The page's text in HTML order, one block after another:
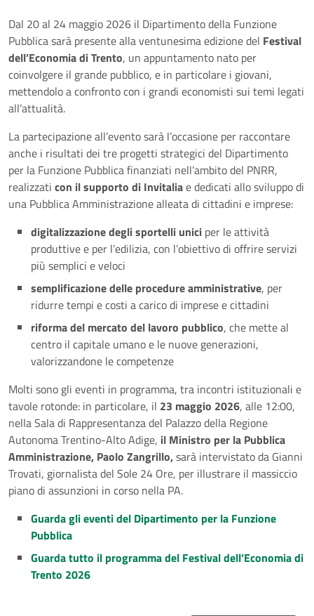
Dal 20 al 24 maggio 2026 il Dipartimento della Funzione
Pubblica sarà presente alla ventunesima edizione del Festival
dell’Economia di Trento, un appuntamento nato per
coinvolgere il grande pubblico, e in particolare i giovani,
mettendolo a confronto con i grandi economisti sui temi legati
all’attualità.
La partecipazione all’evento sarà l’occasione per raccontare
anche i risultati dei tre progetti strategici del Dipartimento
per la Funzione Pubblica finanziati nell’ambito del PNRR,
realizzati con il supporto di Invitaliae dedicati allo sviluppo di
una Pubblica Amministrazione alleata di cittadini e imprese:
digitalizzazione degli sportelli unici per le attività
produttive e per l’edilizia, con l’obiettivo di offrire servizi
più semplici e veloci
semplificazione delle procedure amministrative, per
ridurre tempi e costi a carico di imprese e cittadini
riforma del mercato del lavoro pubblico, che mette al
centro il capitale umano e le nuove generazioni,
valorizzandone le competenze
Molti sono gli eventi in programma, tra incontri istituzionali e
tavole rotonde: in particolare, il 23 maggio 2026, alle 12:00,
nella Sala di Rappresentanza del Palazzo della Regione
Autonoma Trentino-Alto Adige, il Ministro per la Pubblica
Amministrazione, Paolo Zangrillo,sarà intervistato da Gianni
Trovati, giornalista del Sole 24 Ore, per illustrare il massiccio
piano di assunzioni in corso nella PA.
Guarda gli eventi del Dipartimento per la Funzione
Pubblica
Guarda tutto il programma del Festival dell’Economia di
Trento 2026